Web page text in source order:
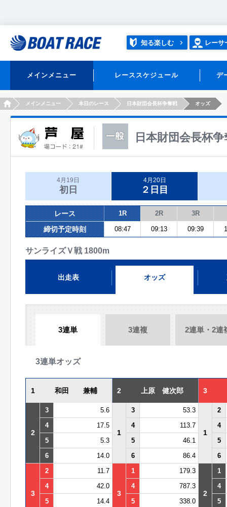
知る楽しむ レーサ
メインメニュー レーススケジュール デ
HOMEメインメニュー 本日のレース 日本財団会長杯争奪戦 オッズ
日本財団会長杯
4月19日
初日
4月20日
２日目
レース 1R 2R 3R
締切予定時刻 08:47 09:13 09:39
サンライズＶ戦 1800m
出走表 オッズ
3連単 3連複 2連単・2連
3連単オッズ
1 和田 兼輔 2 上原 健次郎 3
2
3 5.6
1
3 53.3
1
2
4
17.5 4 113.7
4
5
5.3 5 46.1
5
6
14.0 6 86.4 6
3
2 11.7
3
1 179.3
2
1
4
42.0 4 787.3
4
5
14.4 5 338.0
5